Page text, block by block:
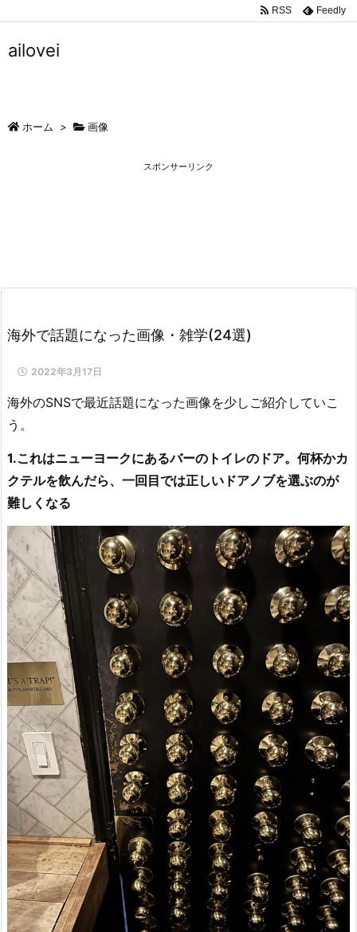
RSS Feedly
ailovei
ホーム > 画像
スポンサーリンク
海外で話題になった画像・雑学(24選)
2022年3月17日
海外のSNSで最近話題になった画像を少しご紹介していこ
う。
1.これはニューヨークにあるバーのトイレのドア。何杯かカ
クテルを飲んだら、一回目では正しいドアノブを選ぶのが
難しくなる